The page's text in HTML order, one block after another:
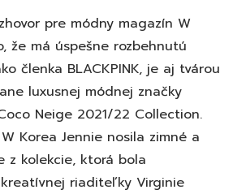
pre módny magazín W
že má úspešne rozbehnutú
členka BLACKPINK, je aj tvárou
luxusnej módnej značky
Neige 2021/22 Collection.
Korea Jennie nosila zimné a
z kolekcie, ktorá bola
riaditeľky Virginie